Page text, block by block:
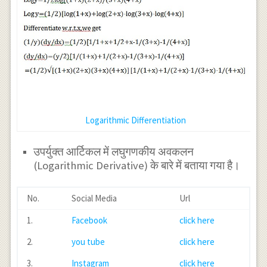
Logarithmic Differentiation
उपर्युक्त आर्टिकल में लघुगणकीय अवकलन
(Logarithmic Derivative) के बारे में बताया गया है।
No. Social Media
Url
1.
Facebook
click here
2.
you tube
click here
3.
Instagram click here